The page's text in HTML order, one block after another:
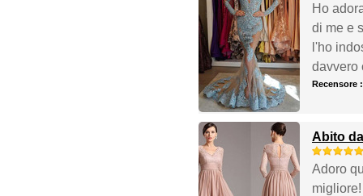
Ho
di me e
l'ho
davvero
Recensore
Abito
Adoro